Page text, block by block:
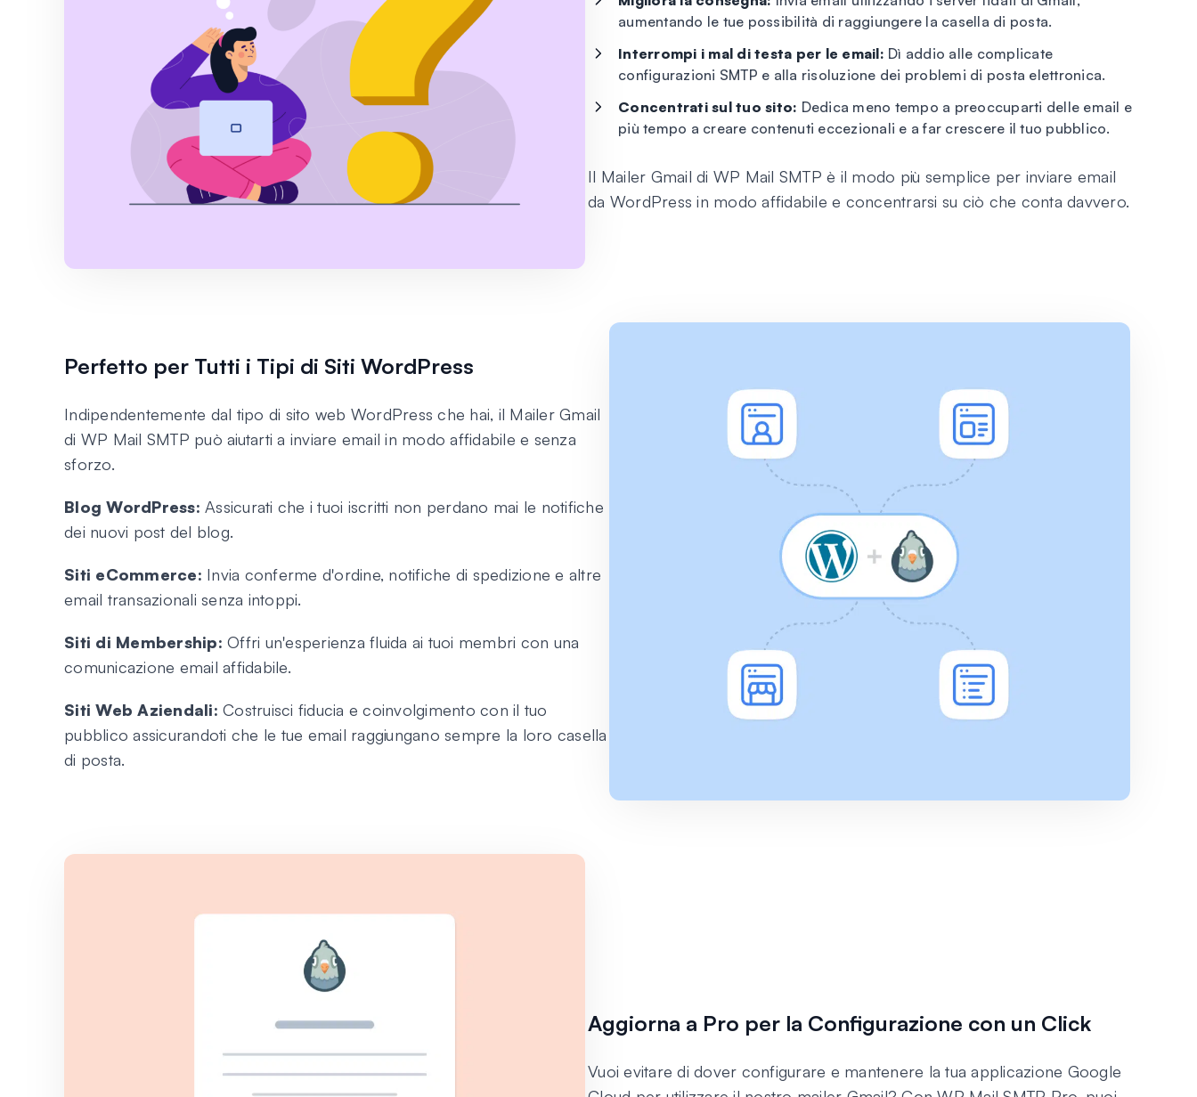
aumentando le tue possibilità di raggiungere la casella di posta.
Interrompi i mal di testa per le email: Dì addio alle complicate
configurazioni SMTP e alla risoluzione dei problemi di posta elettronica.
Concentrati sul tuo sito: Dedica meno tempo a preoccuparti delle email e
più tempo a creare contenuti eccezionali e a far crescere il tuo pubblico.
Il Mailer Gmail di WP Mail SMTP è il modo più semplice per inviare email
da WordPress in modo affidabile e concentrarsi su ciò che conta davvero.
Perfetto per Tutti i Tipi di Siti WordPress
Indipendentemente dal tipo di sito web WordPress che hai, il Mailer Gmail
di WP Mail SMTP può aiutarti a inviare email in modo affidabile e senza
sforzo.
Blog WordPress: Assicurati che i tuoi iscritti non perdano mai le notifiche
dei nuovi post del blog.
Siti eCommerce: Invia conferme d'ordine, notifiche di spedizione e altre
email transazionali senza intoppi.
Siti di Membership: Offri un'esperienza fluida ai tuoi membri con una
comunicazione email affidabile.
Siti Web Aziendali: Costruisci fiducia e coinvolgimento con il tuo
pubblico assicurandoti che le tue email raggiungano sempre la loro casella
di posta.
Aggiorna a Pro per la Configurazione con un Click
Vuoi evitare di dover configurare e mantenere la tua applicazione Google